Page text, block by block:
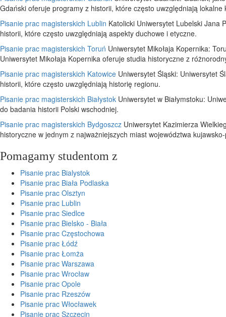
Gdański oferuje programy z historii, które często uwzględniają lokalne
Pisanie prac magisterskich Lublin Katolicki Uniwersytet Lubelski Jana
historii, które często uwzględniają aspekty duchowe i etyczne.
Pisanie prac magisterskich Toruń Uniwersytet Mikołaja Kopernika:
Uniwersytet Mikołaja Kopernika oferuje studia historyczne z
Pisanie prac magisterskich Katowice Uniwersytet Śląski: Uniwersytet
historii, które często uwzględniają historię regionu.
Pisanie prac magisterskich Białystok Uniwersytet w Białymstoku:
do badania historii Polski wschodniej.
Pisanie prac magisterskich Bydgoszcz Uniwersytet Kazimierza
historyczne w jednym z najważniejszych miast województwa
Pomagamy studentom z
Pisanie prac Bialystok
Pisanie prac Biała Podlaska
Pisanie prac Olsztyn
Pisanie prac Lublin
Pisanie prac Siedlce
Pisanie prac Bielsko - Biała
Pisanie prac Częstochowa
Pisanie prac Łódź
Pisanie prac Łomża
Pisanie prac Warszawa
Pisanie prac Wrocław
Pisanie prac Opole
Pisanie prac Rzeszów
Pisanie prac Włocławek
Pisanie prac Szczecin